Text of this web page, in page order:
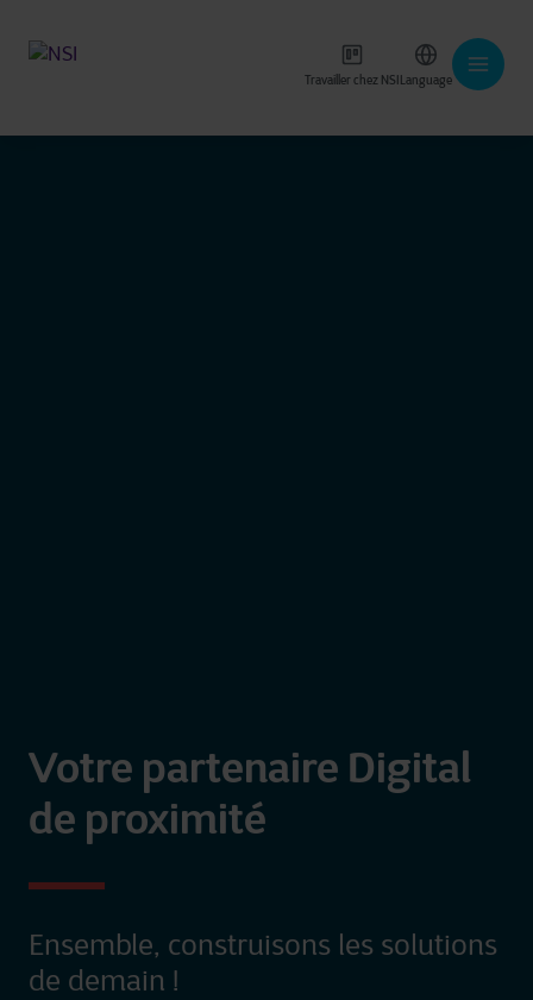
Travailler chez NSILanguage
Votre partenaire Digital
de proximité
Ensemble, construisons les solutions
de demain !